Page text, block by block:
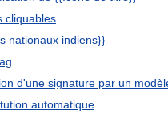
cliquables
nationaux indiens}}
d'une signature par un
automatique